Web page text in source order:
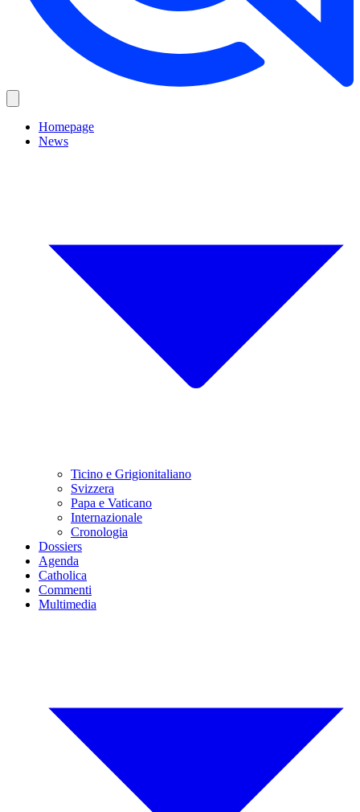
Homepage
News
Ticino e Grigionitaliano
Svizzera
Papa e Vaticano
Internazionale
Cronologia
Dossiers
Agenda
Catholica
Commenti
Multimedia